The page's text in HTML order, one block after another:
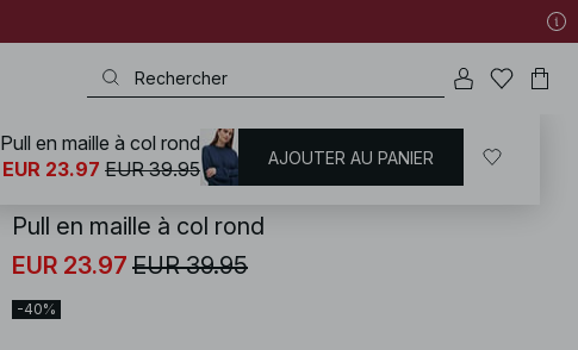
NA-KD / Pulls / Pulls Oversize
Pull en maille à col rond
EUR 23.97 EUR 39.95
-40%
Pull en maille à col rond
EUR 23.97 EUR 39.95 AJOUTER AU PANIER